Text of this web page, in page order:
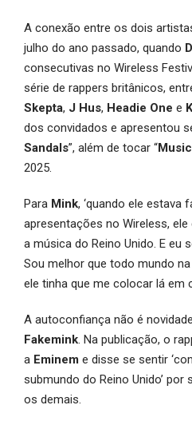
A conexão entre os dois
julho do ano passado, quando
consecutivas no Wireless
série de rappers britânicos,
Skepta, J Hus, Headie One e
dos convidados e apresentou
Sandals”, além de tocar “
2025.
Para Mink, ‘quando ele estava
apresentações no Wireless,
a música do Reino Unido. E eu
Sou melhor que todo mundo
ele tinha que me colocar lá em
A autoconfiança não é
Fakemink. Na publicação, o
a Eminem e disse se sentir
submundo do Reino Unido’ por
os demais.